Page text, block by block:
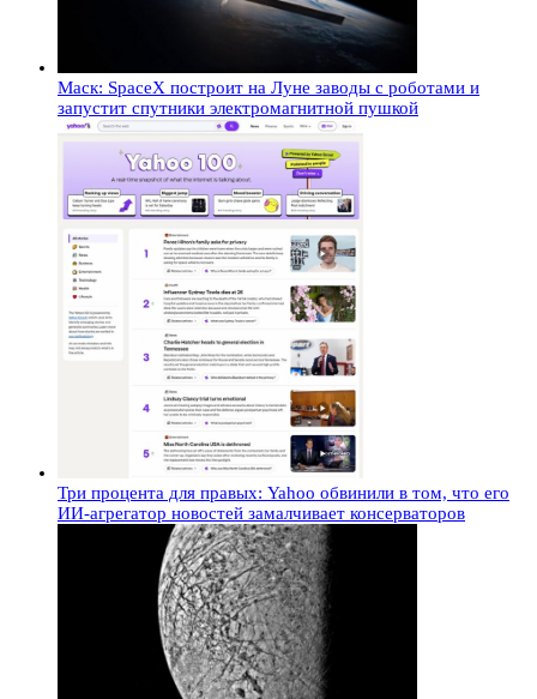
Маск: SpaceX построит на Луне заводы с роботами и
запустит спутники электромагнитной пушкой
Три процента для правых: Yahoo обвинили в том, что его
ИИ-агрегатор новостей замалчивает консерваторов